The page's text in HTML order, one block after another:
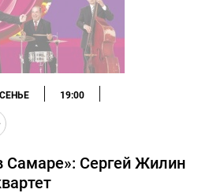
19:00
Самаре»: Сергей Жилин